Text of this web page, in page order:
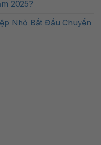
2025?
Nhỏ Bắt Đầu Chuyển